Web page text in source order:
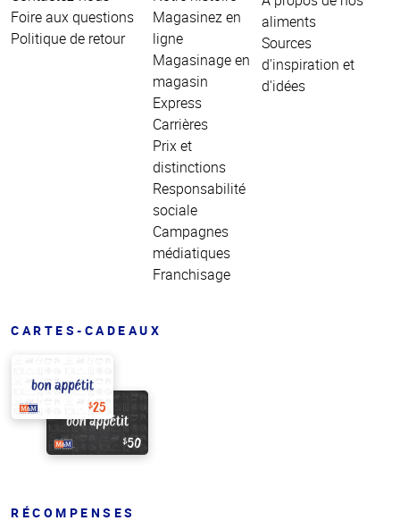
Foire aux questions
Politique de retour
Magasinez en
ligne
Magasinage en
magasin
Express
Carrières
Prix et
distinctions
Responsabilité
sociale
Campagnes
médiatiques
Franchisage
aliments
Sources
d'inspiration et
d'idées
CARTES-CADEAUX
RÉCOMPENSES